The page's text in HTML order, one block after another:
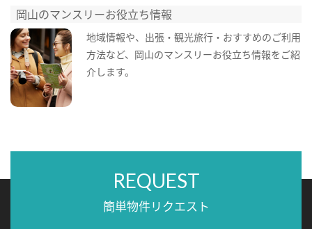
岡山のマンスリーお役立ち情報
地域情報や、出張・観光旅行・おすすめのご利用
方法など、岡山のマンスリーお役立ち情報をご紹
介します。
REQUEST
簡単物件リクエスト